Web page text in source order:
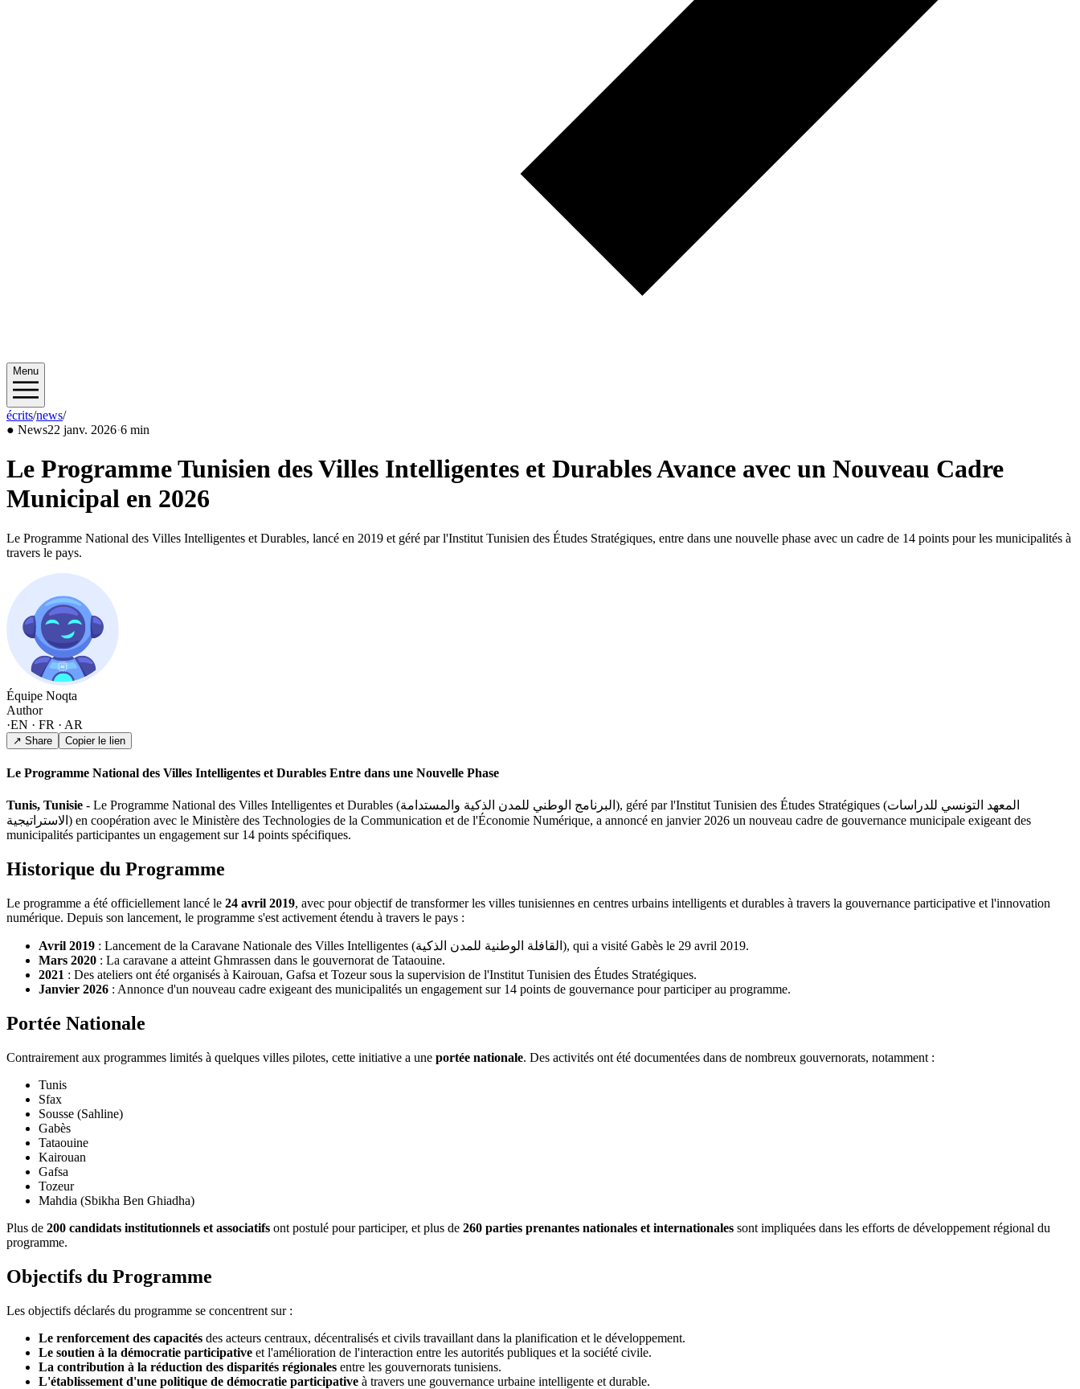
Menu
écrits/news/2026/01
● News22 janv. 2026·6 min
Le Programme Tunisien des Villes Intelligentes et Durables Avance avec un Nouveau Cadre
Municipal en 2026
Le Programme National des Villes Intelligentes et Durables, lancé en 2019 et géré par l'Institut Tunisien des Études Stratégiques, entre dans une nouvelle phase avec un cadre de 14 points pour les municipalités à
travers le pays.
Équipe Noqta
Author
·EN · FR · AR
↗ Share Copier le lien
Le Programme National des Villes Intelligentes et Durables Entre dans une Nouvelle Phase
Tunis, Tunisie - Le Programme National des Villes Intelligentes et Durables (البرنامج الوطني للمدن الذكية والمستدامة), géré par l'Institut Tunisien des Études Stratégiques (المعهد التونسي للدراسات
الاستراتيجية) en coopération avec le Ministère des Technologies de la Communication et de l'Économie Numérique, a annoncé en janvier 2026 un nouveau cadre de gouvernance municipale exigeant des
municipalités participantes un engagement sur 14 points spécifiques.
Historique du Programme
Le programme a été officiellement lancé le 24 avril 2019, avec pour objectif de transformer les villes tunisiennes en centres urbains intelligents et durables à travers la gouvernance participative et l'innovation
numérique. Depuis son lancement, le programme s'est activement étendu à travers le pays :
Avril 2019
: Lancement de la Caravane Nationale des Villes Intelligentes (القافلة الوطنية للمدن الذكية), qui a visité Gabès le 29 avril 2019.
Mars 2020 : La caravane a atteint Ghmrassen dans le gouvernorat de Tataouine.
2021 : Des ateliers ont été organisés à Kairouan, Gafsa et Tozeur sous la supervision de l'Institut Tunisien des Études Stratégiques.
Janvier 2026 : Annonce d'un nouveau cadre exigeant des municipalités un engagement sur 14 points de gouvernance pour participer au programme.
Portée Nationale
Contrairement aux programmes limités à quelques villes pilotes, cette initiative a une portée nationale. Des activités ont été documentées dans de nombreux gouvernorats, notamment :
Tunis
Sfax
Sousse (Sahline)
Gabès
Tataouine
Kairouan
Gafsa
Tozeur
Mahdia (Sbikha Ben Ghiadha)
Plus de 200 candidats institutionnels et associatifs ont postulé pour participer, et plus de 260 parties prenantes nationales et internationales sont impliquées dans les efforts de développement régional du
programme.
Objectifs du Programme
Les objectifs déclarés du programme se concentrent sur :
Le renforcement des capacités des acteurs centraux, décentralisés et civils travaillant dans la planification et le développement.
Le soutien à la démocratie participative et l'amélioration de l'interaction entre les autorités publiques et la société civile.
La contribution à la réduction des disparités régionales entre les gouvernorats tunisiens.
L'établissement d'une politique de démocratie participative à travers une gouvernance urbaine intelligente et durable.